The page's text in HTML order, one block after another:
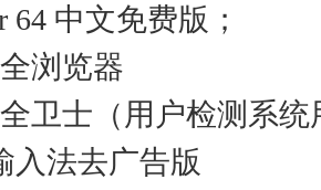
64 中文免费版；
浏览器
卫士（用户检测系统
入法去广告版